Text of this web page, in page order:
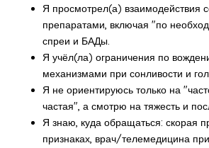
Я просмотрел(а) взаимодействия
препаратами, включая "по
спреи и БАДы.
Я учёл(ла) ограничения по
механизмами при сонливости и
Я не ориентируюсь только на
частая", а смотрю на тяжесть и
Я знаю, куда обращаться: скорая
признаках, врач/телемедицина